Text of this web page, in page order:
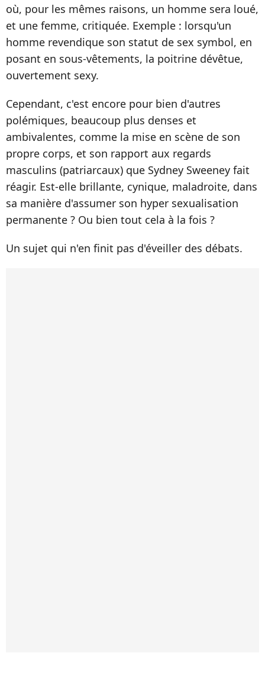
où, pour les mêmes raisons, un homme sera loué,
et une femme, critiquée. Exemple : lorsqu'un
homme revendique son statut de sex symbol, en
posant en sous-vêtements, la poitrine dévêtue,
ouvertement sexy.
Cependant, c'est encore pour bien d'autres
polémiques, beaucoup plus denses et
ambivalentes, comme la mise en scène de son
propre corps, et son rapport aux regards
masculins (patriarcaux) que Sydney Sweeney fait
réagir. Est-elle brillante, cynique, maladroite, dans
sa manière d'assumer son hyper sexualisation
permanente ? Ou bien tout cela à la fois ?
Un sujet qui n'en finit pas d'éveiller des débats.